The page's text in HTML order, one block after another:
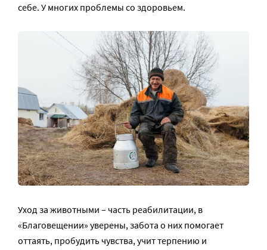
себе. У многих проблемы со здоровьем.
Уход за животными – часть реабилитации, в
«Благовещении» уверены, забота о них помогает
оттаять, пробудить чувства, учит терпению и